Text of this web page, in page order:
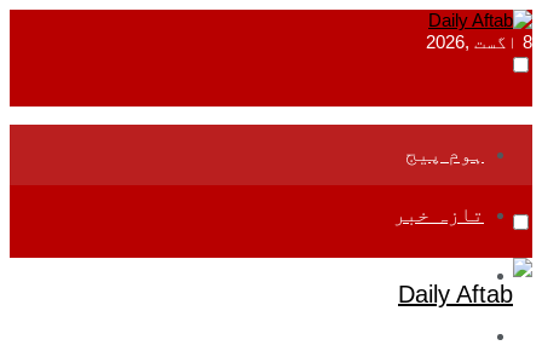
8 اگست ,2026
ہوم پیج
تازہ خبر